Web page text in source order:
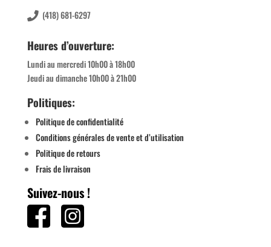
(418) 681-6297
Heures d’ouverture:
Lundi au mercredi 10h00 à 18h00
Jeudi au dimanche 10h00 à 21h00
Politiques:
Politique de confidentialité
Conditions générales de vente et d’utilisation
Politique de retours
Frais de livraison
Suivez-nous !